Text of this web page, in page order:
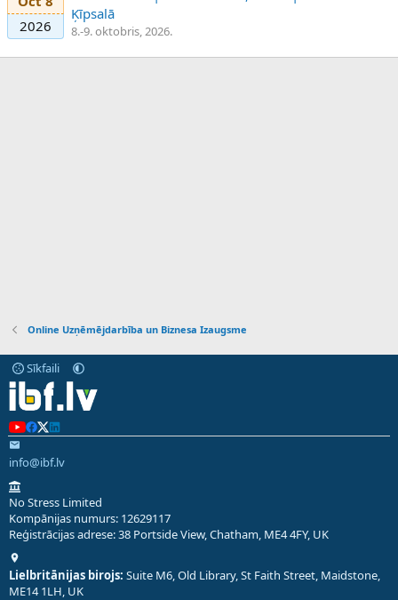
2026
Ķīpsalā
8.-9. oktobris, 2026.
Online Uzņēmējdarbība un Biznesa Izaugsme
Sīkfaili
info@ibf.lv
No Stress Limited
Kompānijas numurs: 12629117
Reģistrācijas adrese: 38 Portside View, Chatham, ME4 4FY, UK
Lielbritānijas birojs: Suite M6, Old Library, St Faith Street, Maidstone,
ME14 1LH, UK